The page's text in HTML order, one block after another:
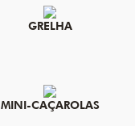
GRELHA
MINI-CAÇAROLAS